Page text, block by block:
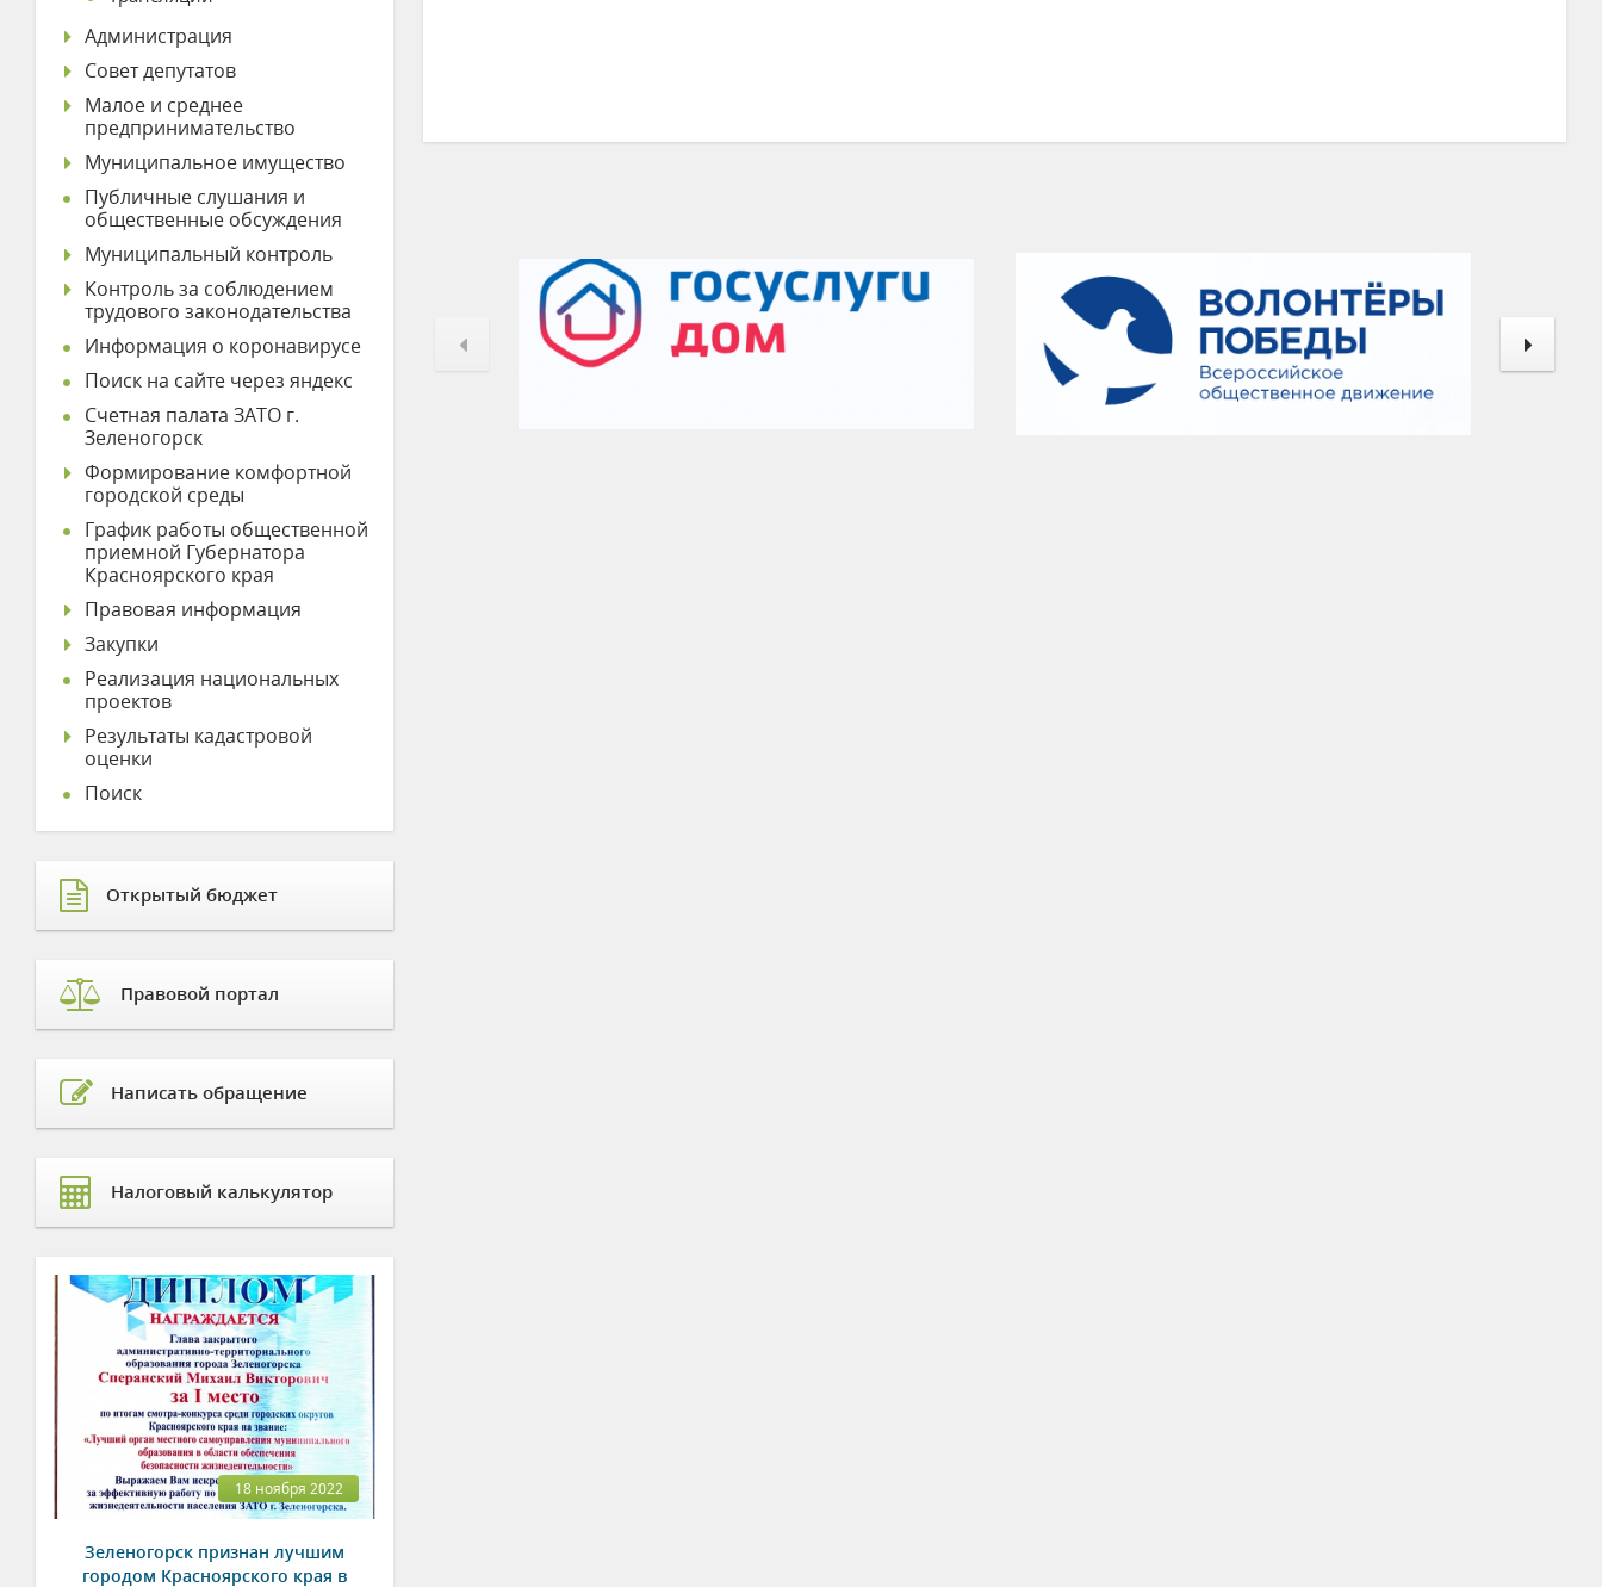
Администрация
Совет депутатов
Малое и среднее
предпринимательство
Муниципальное имущество
Публичные слушания и
общественные обсуждения
Муниципальный контроль
Контроль за соблюдением
трудового законодательства
Информация о коронавирусе
Поиск на сайте через яндекс
Счетная палата ЗАТО г.
Зеленогорск
Формирование комфортной
городской среды
График работы общественной
приемной Губернатора
Красноярского края
Правовая информация
Закупки
Реализация национальных
проектов
Результаты кадастровой
оценки
Поиск
Открытый бюджет
Правовой портал
Написать обращение
Налоговый калькулятор
18 ноября 2022
Зеленогорск признан лучшим
городом Красноярского края в